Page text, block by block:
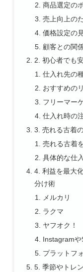
商品選定の
売上向上の
価格設定の
顧客との関
2. 初心者でも
仕入れ先の
おすすめの
フリーマー
仕入れ時の
3. 売れる古着
売れる古着
具体的な仕
4. 利益を最大
分け術
メルカリ
ラクマ
ヤフオク！
Instagramや
プラットフ
5. 季節やトレ